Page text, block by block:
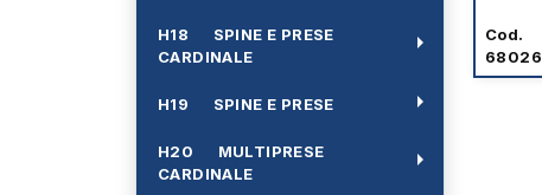
H18 SPINE E PRESE
CARDINALE
arrow_right
H19 SPINE E PRESE arrow_right
H20 MULTIPRESE
CARDINALE
arrow_right
Cod.
68026